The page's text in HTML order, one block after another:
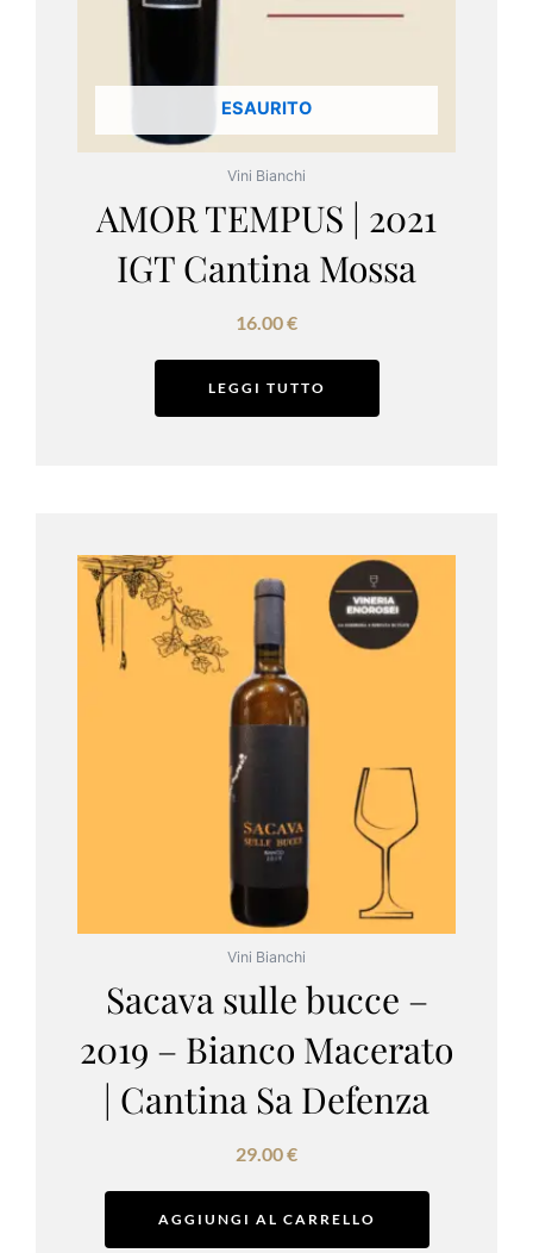
ESAURITO
Vini Bianchi
AMOR TEMPUS | 2021
IGT Cantina Mossa
16.00€
LEGGI TUTTO
Vini Bianchi
Sacava sulle bucce –
2019 – Bianco Macerato
| Cantina Sa Defenza
29.00€
AGGIUNGI AL CARRELLO